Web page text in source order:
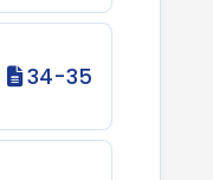
34-35